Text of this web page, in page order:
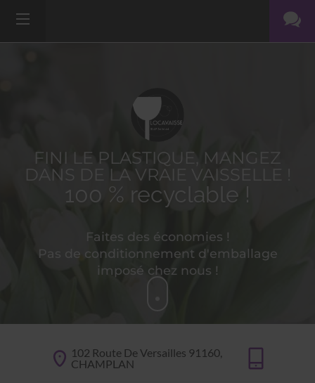
FINI LE PLASTIQUE, MANGEZ
DANS DE LA VRAIE VAISSELLE !
100 % recyclable !
Faites des économies !
Pas de conditionnement d'emballage
imposé chez nous !
102 Route De Versailles 91160,
CHAMPLAN